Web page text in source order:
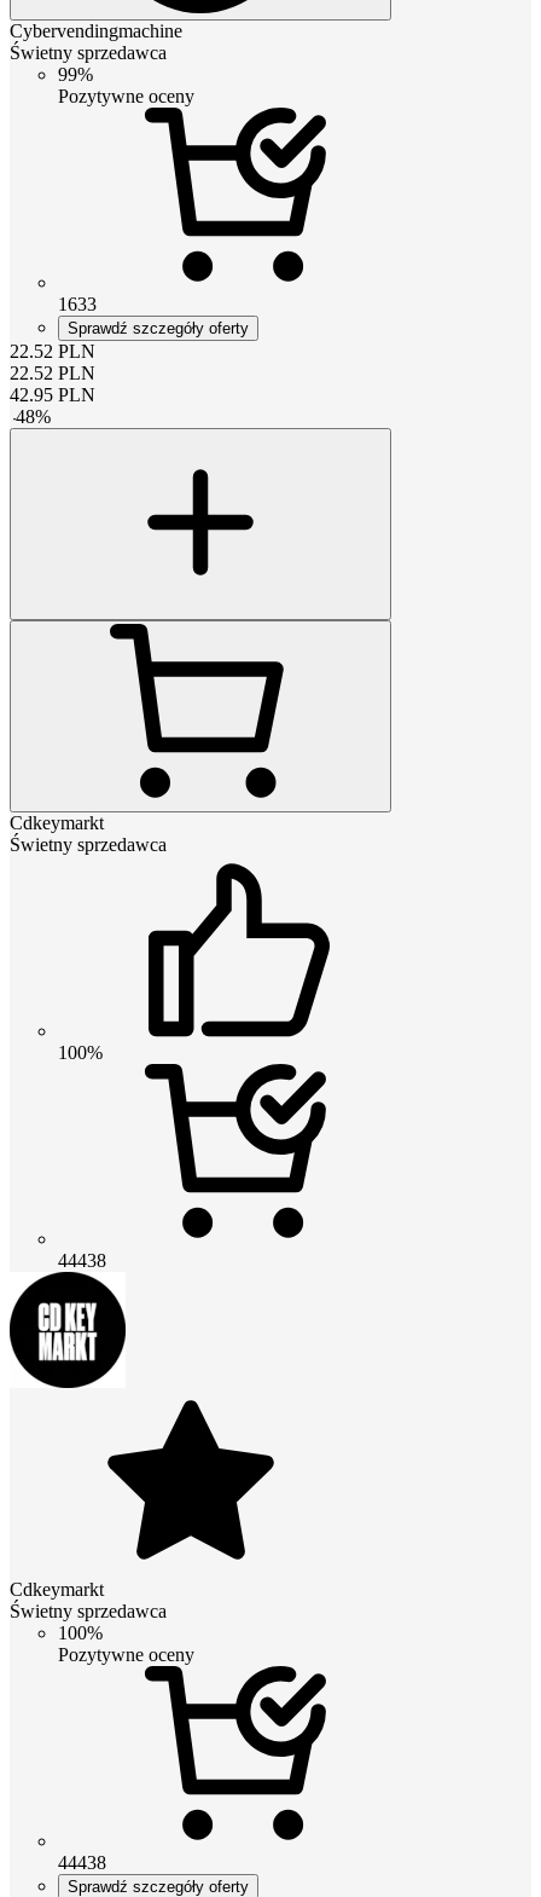
Cybervendingmachine
Świetny sprzedawca
99%
Pozytywne oceny
1633
Sprawdź szczegóły oferty
22.52 PLN
22.52 PLN
42.95 PLN
-48%
Cdkeymarkt
Świetny sprzedawca
100%
44438
Cdkeymarkt
Świetny sprzedawca
100%
Pozytywne oceny
44438
Sprawdź szczegóły oferty